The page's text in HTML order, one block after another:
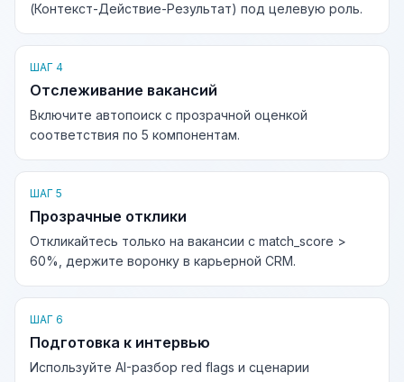
(Контекст-Действие-Результат) под целевую роль.
ШАГ 4
Отслеживание вакансий
Включите автопоиск с прозрачной оценкой
соответствия по 5 компонентам.
ШАГ 5
Прозрачные отклики
Откликайтесь только на вакансии с match_score >
60%, держите воронку в карьерной CRM.
ШАГ 6
Подготовка к интервью
Используйте AI-разбор red flags и сценарии